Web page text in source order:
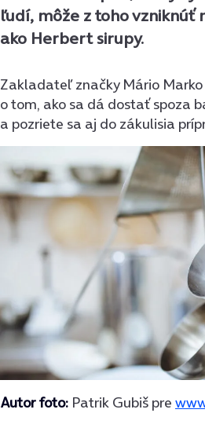
ľudí, môže z toho vzniknúť
ako Herbert sirupy.
Zakladateľ značky Mário
o tom, ako sa dá dostať spoza
a pozriete sa aj do zákulisia
Autor foto: Patrik Gubiš pre